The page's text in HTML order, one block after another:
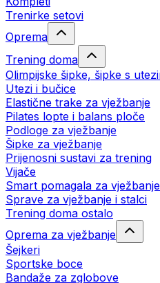
Trenirke setovi
Oprema
Trening doma
Olimpijske šipke, šipke s
Utezi i bučice
Elastične trake za vježbanje
Pilates lopte i balans ploče
Podloge za vježbanje
Šipke za vježbanje
Prijenosni sustavi za trening
Vijače
Smart pomagala za vježbanje
Sprave za vježbanje i stalci
Trening doma ostalo
Oprema za vježbanje
Šejkeri
Sportske boce
Bandaže za zglobove